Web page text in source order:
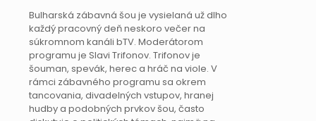
Bulharská zábavná šou je vysielaná už dlho
každý pracovný deň neskoro večer na
súkromnom kanáli bTV. Moderátorom
programu je Slavi Trifonov. Trifonov je
šouman, spevák, herec a hráč na viole. V
rámci zábavného programu sa okrem
tancovania, divadelných vstupov, hranej
hudby a podobných prvkov šou, často